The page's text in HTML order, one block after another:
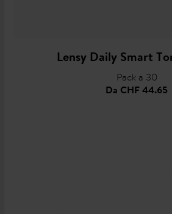
Lensy Daily Smart
Pack a 30
Da CHF 44.65